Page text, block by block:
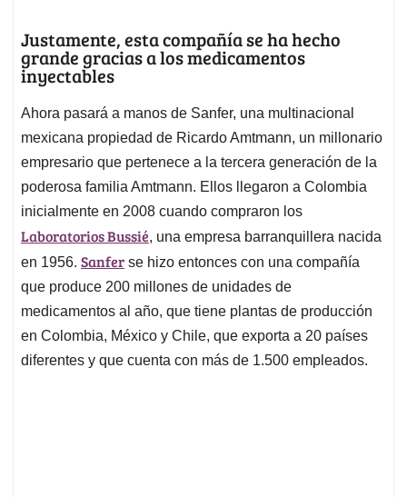
Justamente, esta compañía se ha hecho
grande gracias a los medicamentos
inyectables
Ahora pasará a manos de Sanfer, una multinacional
mexicana propiedad de Ricardo Amtmann, un millonario
empresario que pertenece a la tercera generación de la
poderosa familia Amtmann. Ellos llegaron a Colombia
inicialmente en 2008 cuando compraron los
Laboratorios Bussié, una empresa barranquillera nacida
en 1956. Sanfer se hizo entonces con una compañía
que produce 200 millones de unidades de
medicamentos al año, que tiene plantas de producción
en Colombia, México y Chile, que exporta a 20 países
diferentes y que cuenta con más de 1.500 empleados.